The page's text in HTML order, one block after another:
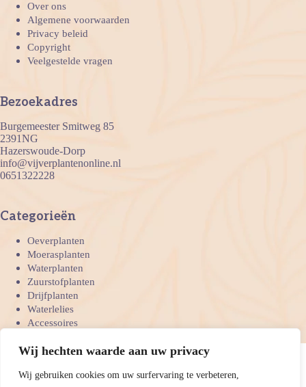
Wij hechten waarde aan uw privacy
Wij gebruiken cookies om uw surfervaring te verbeteren,
Over ons
Algemene voorwaarden
Privacy beleid
Copyright
Veelgestelde vragen
Bezoekadres
Burgemeester Smitweg 85
2391NG
Hazerswoude-Dorp
info@vijverplantenonline.nl
0651322228
Categorieën
Oeverplanten
Moerasplanten
Waterplanten
Zuurstofplanten
Drijfplanten
Waterlelies
Accessoires
Onze betaal mogelijkheden